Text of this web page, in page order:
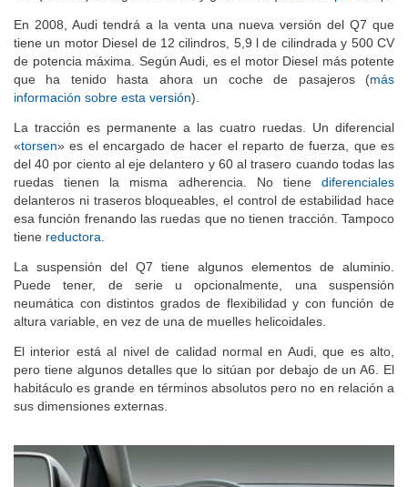
En 2008, Audi tendrá a la venta una nueva versión del Q7 que
tiene un motor Diesel de 12 cilindros, 5,9 l de cilindrada y 500 CV
de potencia máxima. Según Audi, es el motor Diesel más potente
que ha tenido hasta ahora un coche de pasajeros (más
información sobre esta versión).
La tracción es permanente a las cuatro ruedas. Un diferencial
«torsen» es el encargado de hacer el reparto de fuerza, que es
del 40 por ciento al eje delantero y 60 al trasero cuando todas las
ruedas tienen la misma adherencia. No tiene diferenciales
delanteros ni traseros bloqueables, el control de estabilidad hace
esa función frenando las ruedas que no tienen tracción. Tampoco
tiene reductora
La suspensión del Q7 tiene algunos elementos de aluminio.
Puede tener, de serie u opcionalmente, una suspensión
neumática con distintos grados de flexibilidad y con función de
altura variable, en vez de una de muelles helicoidales.
El interior está al nivel de calidad normal en Audi, que es alto,
pero tiene algunos detalles que lo sitúan por debajo de un A6. El
habitáculo es grande en términos absolutos pero no en relación a
sus dimensiones externas.